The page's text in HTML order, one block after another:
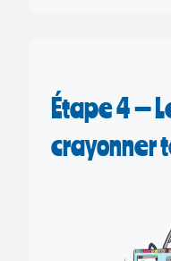
Étape 4 —
crayonner